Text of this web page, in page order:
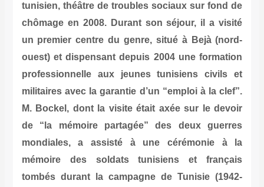
tunisien, théâtre de troubles sociaux sur fond de
chômage en 2008. Durant son séjour, il a visité
un premier centre du genre, situé à Bejà (nord-
ouest) et dispensant depuis 2004 une formation
professionnelle aux jeunes tunisiens civils et
militaires avec la garantie d’un “emploi à la clef”.
M. Bockel, dont la visite était axée sur le devoir
de “la mémoire partagée” des deux guerres
mondiales, a assisté à une cérémonie à la
mémoire des soldats tunisiens et français
tombés durant la campagne de Tunisie (1942-